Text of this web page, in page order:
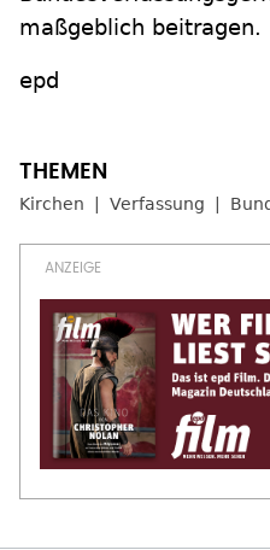
maßgeblich beitragen.
epd
Kirchen Verfassung